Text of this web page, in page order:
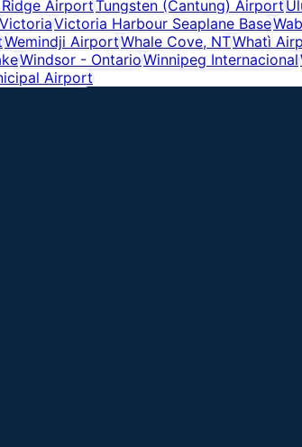
AirportTungsten (Cantung) Airport
VictoriaVictoria Harbour Seaplane Base
Wemindji AirportWhale Cove, NTWhatì
Windsor - OntarioWinnipeg Internacional
Airport